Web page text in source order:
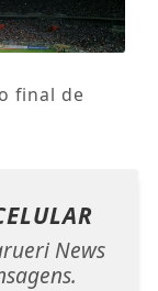
final de
News